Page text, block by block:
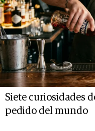
Siete curiosidades
pedido del mundo